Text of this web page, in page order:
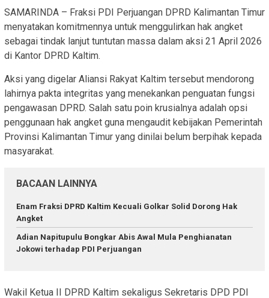
SAMARINDA – Fraksi PDI Perjuangan DPRD Kalimantan Timur
menyatakan komitmennya untuk menggulirkan hak angket
sebagai tindak lanjut tuntutan massa dalam aksi 21 April 2026
di Kantor DPRD Kaltim.
Aksi yang digelar Aliansi Rakyat Kaltim tersebut mendorong
lahirnya pakta integritas yang menekankan penguatan fungsi
pengawasan DPRD. Salah satu poin krusialnya adalah opsi
penggunaan hak angket guna mengaudit kebijakan Pemerintah
Provinsi Kalimantan Timur yang dinilai belum berpihak kepada
masyarakat.
BACAAN LAINNYA
Enam Fraksi DPRD Kaltim Kecuali Golkar Solid Dorong Hak
Angket
Adian Napitupulu Bongkar Abis Awal Mula Penghianatan
Jokowi terhadap PDI Perjuangan
Wakil Ketua II DPRD Kaltim sekaligus Sekretaris DPD PDI